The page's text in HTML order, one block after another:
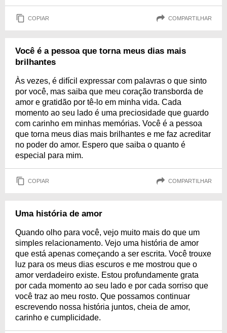
COPIAR COMPARTILHAR
Você é a pessoa que torna meus dias mais
brilhantes
Às vezes, é difícil expressar com palavras o que sinto
por você, mas saiba que meu coração transborda de
amor e gratidão por tê-lo em minha vida. Cada
momento ao seu lado é uma preciosidade que guardo
com carinho em minhas memórias. Você é a pessoa
que torna meus dias mais brilhantes e me faz acreditar
no poder do amor. Espero que saiba o quanto é
especial para mim.
COPIAR COMPARTILHAR
Uma história de amor
Quando olho para você, vejo muito mais do que um
simples relacionamento. Vejo uma história de amor
que está apenas começando a ser escrita. Você trouxe
luz para os meus dias escuros e me mostrou que o
amor verdadeiro existe. Estou profundamente grata
por cada momento ao seu lado e por cada sorriso que
você traz ao meu rosto. Que possamos continuar
escrevendo nossa história juntos, cheia de amor,
carinho e cumplicidade.